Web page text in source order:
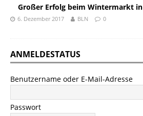
Großer Erfolg beim Wintermarkt
6. Dezember 2017 BLN 0
ANMELDESTATUS
Benutzername oder E-Mail-Adresse
Passwort